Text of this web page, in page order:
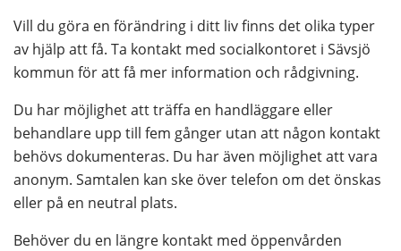
Vill du göra en förändring i ditt liv finns det olika typer
av hjälp att få. Ta kontakt med socialkontoret i Sävsjö
kommun för att få mer information och rådgivning.
Du har möjlighet att träffa en handläggare eller
behandlare upp till fem gånger utan att någon kontakt
behövs dokumenteras. Du har även möjlighet att vara
anonym. Samtalen kan ske över telefon om det önskas
eller på en neutral plats.
Behöver du en längre kontakt med öppenvården